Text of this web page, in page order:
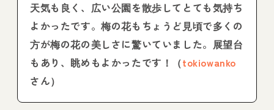
天気も良く、広い公園を散歩してとても気持ち
よかったです。梅の花もちょうど見頃で多くの
方が梅の花の美しさに驚いていました。展望台
もあり、眺めもよかったです！（tokiowanko
さん）